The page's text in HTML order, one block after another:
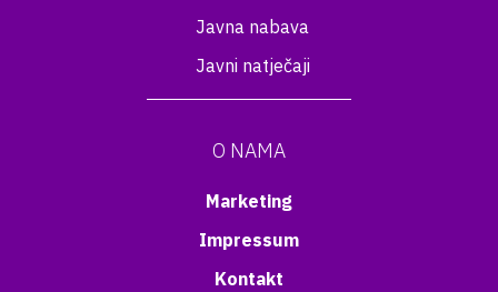
Javna nabava
Javni natječaji
O NAMA
Marketing
Impressum
Kontakt